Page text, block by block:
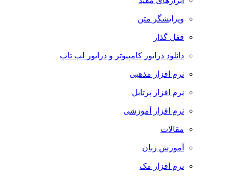
ویرایشگر متن
قفل گذار
دانلود درایور کامپیوتر و درایور لپ تاپ
نرم افزار مذهبی
نرم افزار پرتابل
نرم افزار آموزشی
مقالات
آموزش زبان
نرم افزار مک